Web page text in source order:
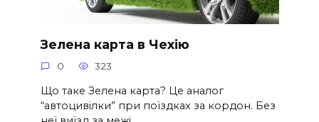
Зелена карта в Чехію
0 323
Що таке Зелена карта? Це аналог
“автоцивілки” при поїздках за кордон. Без